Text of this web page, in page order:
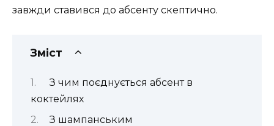
завжди ставився до абсенту скептично.
Зміст
З чим поєднується абсент в
коктейлях
З шампанським